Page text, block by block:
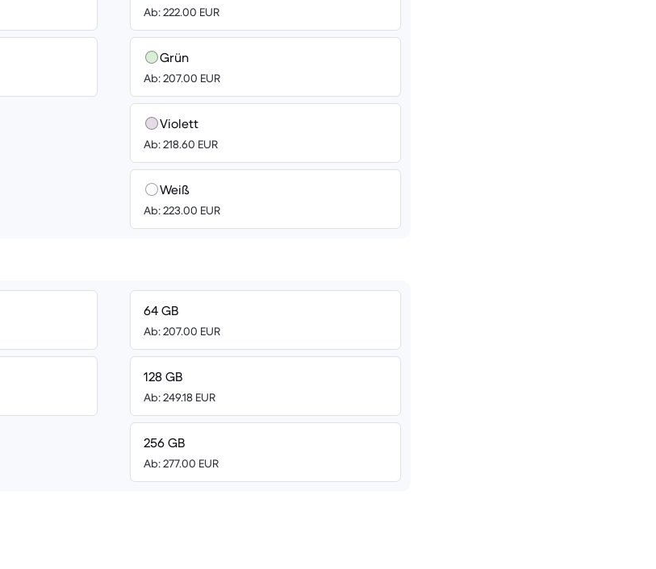
Ab: 222.00 EUR
Grün
Ab: 207.00 EUR
Violett
Ab: 218.60 EUR
Weiß
Ab: 223.00 EUR
64 GB
Ab: 207.00 EUR
128 GB
Ab: 249.18 EUR
256 GB
Ab: 277.00 EUR